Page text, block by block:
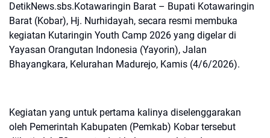
DetikNews.sbs.Kotawaringin Barat – Bupati Kotawaringin
Barat (Kobar), Hj. Nurhidayah, secara resmi membuka
kegiatan Kutaringin Youth Camp 2026 yang digelar di
Yayasan Orangutan Indonesia (Yayorin), Jalan
Bhayangkara, Kelurahan Madurejo, Kamis (4/6/2026).
Kegiatan yang untuk pertama kalinya diselenggarakan
oleh Pemerintah Kabupaten (Pemkab) Kobar tersebut